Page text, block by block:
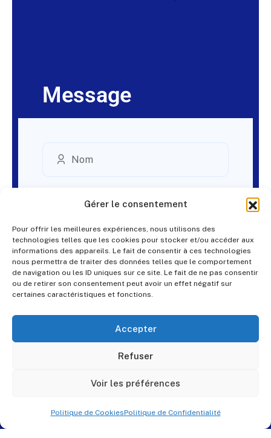
Gérer le consentement
Pour offrir les meilleures expériences, nous utilisons des
technologies telles que les cookies pour stocker et/ou accéder aux
informations des appareils. Le fait de consentir à ces technologies
nous permettra de traiter des données telles que le comportement
de navigation ou les ID uniques sur ce site. Le fait de ne pas consentir
ou de retirer son consentement peut avoir un effet négatif sur
certaines caractéristiques et fonctions.
Accepter
Refuser
Voir les préférences
Politique de CookiesPolitique de Confidentialité
Message